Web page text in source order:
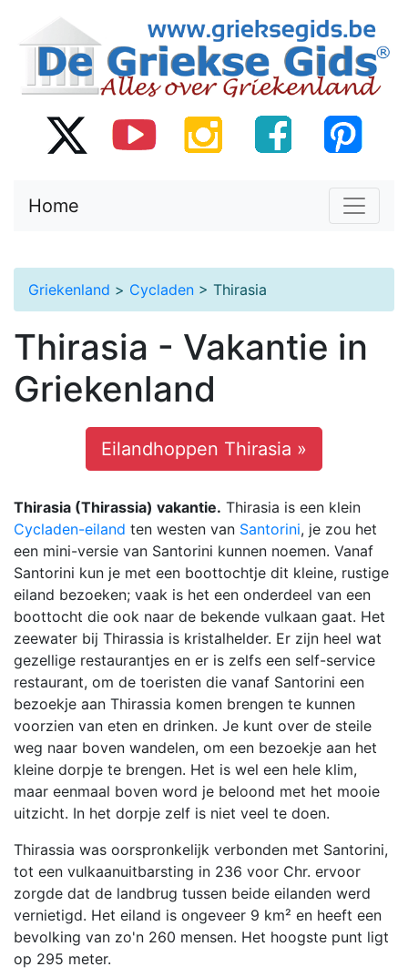
Home
Griekenland > Cycladen > Thirasia
Thirasia - Vakantie in
Griekenland
Eilandhoppen Thirasia »
Thirasia (Thirassia) vakantie. Thirasia is een klein
Cycladen-eiland ten westen van Santorini, je zou het
een mini-versie van Santorini kunnen noemen. Vanaf
Santorini kun je met een boottochtje dit kleine, rustige
eiland bezoeken; vaak is het een onderdeel van een
boottocht die ook naar de bekende vulkaan gaat. Het
zeewater bij Thirassia is kristalhelder. Er zijn heel wat
gezellige restaurantjes en er is zelfs een self-service
restaurant, om de toeristen die vanaf Santorini een
bezoekje aan Thirassia komen brengen te kunnen
voorzien van eten en drinken. Je kunt over de steile
weg naar boven wandelen, om een bezoekje aan het
kleine dorpje te brengen. Het is wel een hele klim,
maar eenmaal boven word je beloond met het mooie
uitzicht. In het dorpje zelf is niet veel te doen.
Thirassia was oorspronkelijk verbonden met Santorini,
tot een vulkaanuitbarsting in 236 voor Chr. ervoor
zorgde dat de landbrug tussen beide eilanden werd
vernietigd. Het eiland is ongeveer 9 km² en heeft een
bevolking van zo'n 260 mensen. Het hoogste punt ligt
op 295 meter.